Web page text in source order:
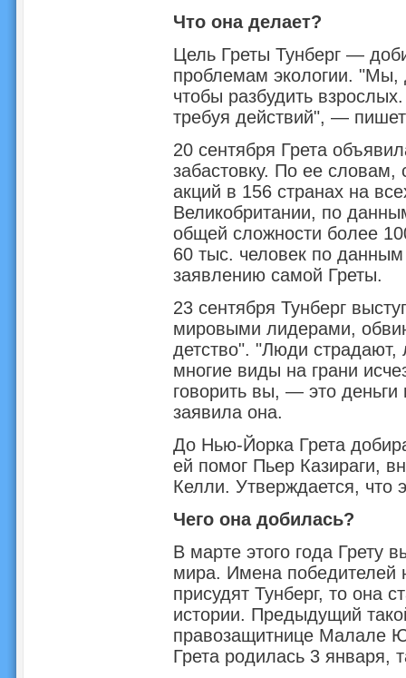
Что она делает?
Цель Греты Тунберг —
проблемам экологии. "Мы,
чтобы разбудить
требуя действий", —
20 сентября Грета
забастовку. По ее словам,
акций в 156 странах на
Великобритании, по
общей сложности более
60 тыс. человек по
заявлению самой Греты.
23 сентября Тунберг
мировыми лидерами,
детство". "Люди страдают,
многие виды на грани
говорить вы, — это
заявила она.
До Нью-Йорка Грета
ей помог Пьер Казираги,
Келли. Утверждается, что
Чего она добилась?
В марте этого года Грету
мира. Имена победителей
присудят Тунберг, то она
истории. Предыдущий
правозащитнице Малале
Грета родилась 3 января,